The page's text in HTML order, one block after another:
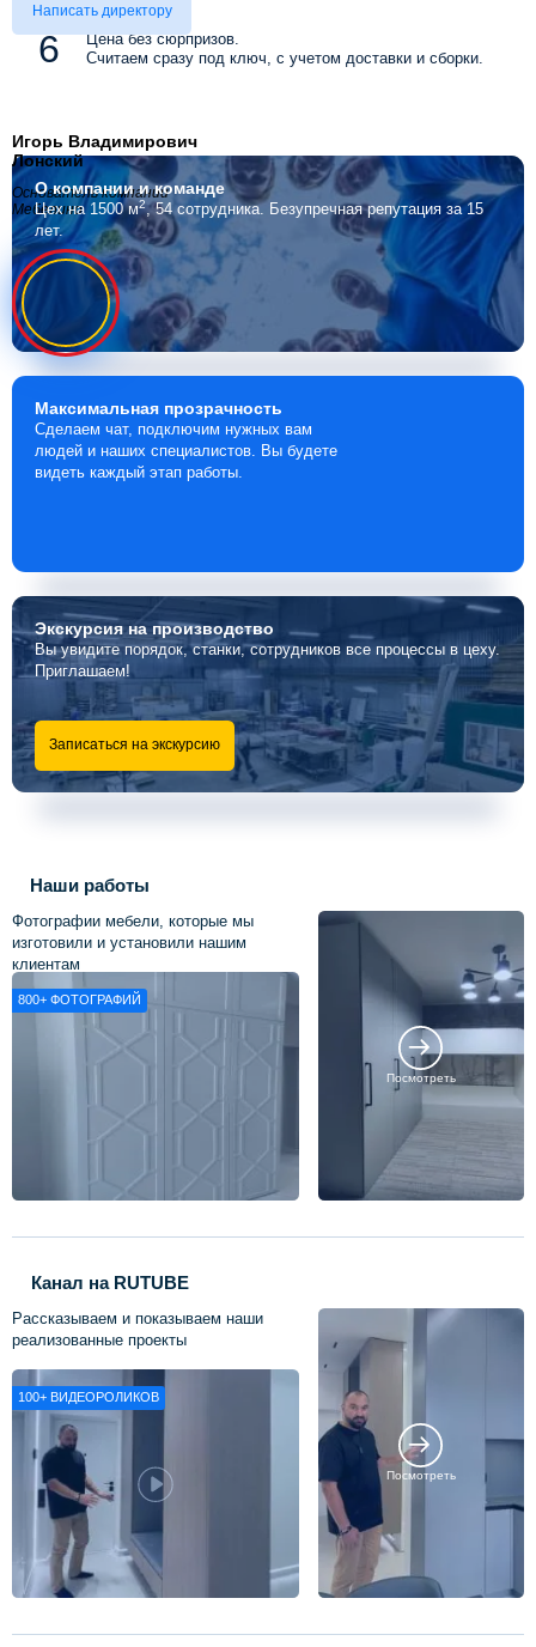
Цена без сюрпризов.
Считаем сразу под ключ, с учетом доставки и сборки.
Написать директору
Игорь Владимирович
Лонский
Основатель компании
Мебелино
О компаниии команде
Цех на 1500 м2, 54 сотрудника. Безупречная репутация за 15
лет.
Максимальная прозрачность
Сделаем чат, подключим нужных вам
людей и наших специалистов. Вы будете
видеть каждый этап работы.
Экскурсияна производство
Вы увидите порядок, станки, сотрудников все процессы в цеху.
Приглашаем!
Записаться на экскурсию
Наши работы
Фотографии мебели, которые мы
изготовили и установили нашим
клиентам
800+ ФОТОГРАФИЙ
Посмотреть
Канал на RUTUBE
Рассказываем и показываем наши
реализованные проекты
100+ ВИДЕОРОЛИКОВ
Посмотреть